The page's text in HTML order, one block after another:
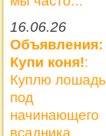
16.06.26
Объявления:
Купи коня!:
Куплю лошадь
под
начинающего
всадника